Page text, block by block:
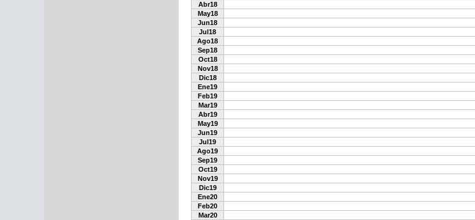
Abr18
May18
Jun18
Jul18
Ago18
Sep18
Oct18
Nov18
Dic18
Ene19
Feb19
Mar19
Abr19
May19
Jun19
Jul19
Ago19
Sep19
Oct19
Nov19
Dic19
Ene20
Feb20
Mar20